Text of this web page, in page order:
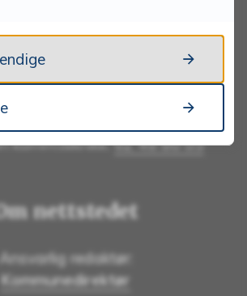
Send e-post
Tlf:62 48 90 00
er betjent fra 09.00 - 15.00
komm.teknikk:62 48 80 05
nettstedet
Ansvarlig redaktør:
Kommunedirektør